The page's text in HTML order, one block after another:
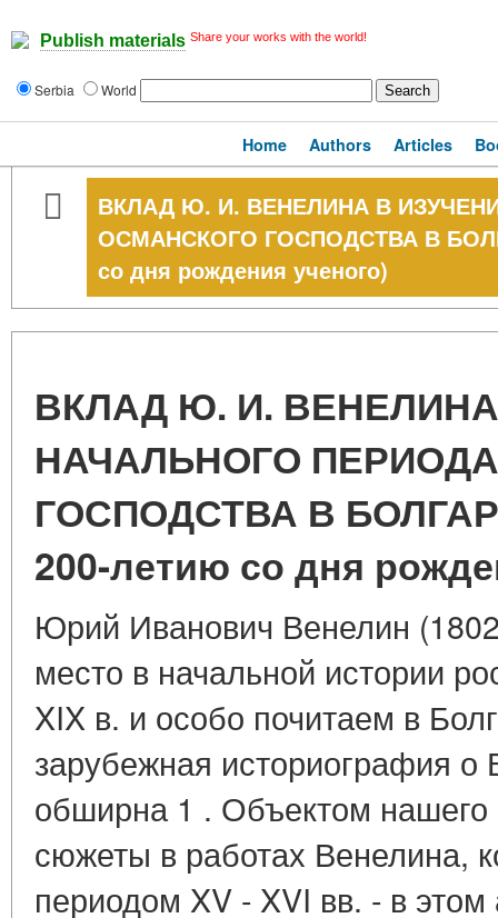
Publish materials Share your works with the world!
Serbia World
Home Authors Articles
ВКЛАД Ю. И. ВЕНЕЛИНА В
ОСМАНСКОГО ГОСПОДСТВА В
со дня рождения ученого)
ВКЛАД Ю. И.
НАЧАЛЬНОГО
ГОСПОДСТВА В
200-летию со дня
Юрий Иванович Венелин
место в начальной истории
XIX в. и особо почитаем в
зарубежная историография о
обширна 1 . Объектом нашего
сюжеты в работах Венелина,
периодом XV - XVI вв. - в этом